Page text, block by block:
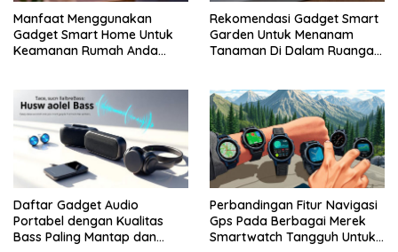
Manfaat Menggunakan
Gadget Smart Home Untuk
Keamanan Rumah Anda
Rekomendasi Gadget Smart
Garden Untuk Menanam
Tanaman Di Dalam Ruangan
Daftar Gadget Audio
Portabel dengan Kualitas
Bass Paling Mantap dan
Perbandingan Fitur Navigasi
Gps Pada Berbagai Merek
Smartwatch Tangguh Untuk